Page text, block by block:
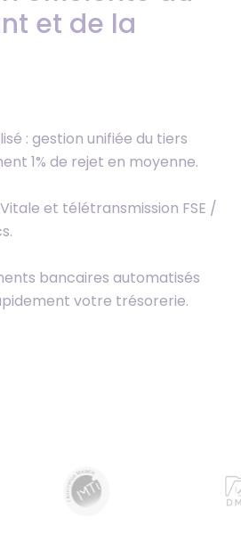
et de la
: gestion unifiée du tiers
1% de rejet en moyenne.
et télétransmission FSE /
bancaires automatisés
votre trésorerie.